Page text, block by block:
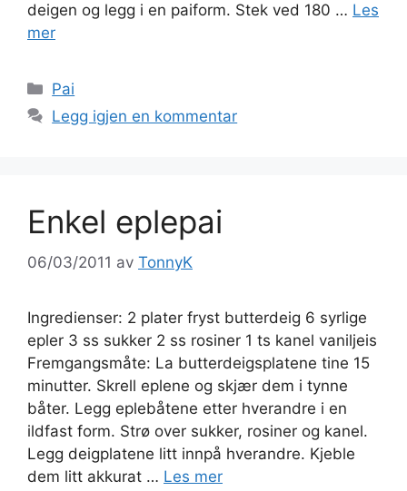
deigen og legg i en paiform. Stek ved 180 … Les
mer
Kategorier
Pai
Legg igjen en kommentar
Enkel eplepai
06/03/2011 av TonnyK
Ingredienser: 2 plater fryst butterdeig 6 syrlige
epler 3 ss sukker 2 ss rosiner 1 ts kanel vaniljeis
Fremgangsmåte: La butterdeigsplatene tine 15
minutter. Skrell eplene og skjær dem i tynne
båter. Legg eplebåtene etter hverandre i en
ildfast form. Strø over sukker, rosiner og kanel.
Legg deigplatene litt innpå hverandre. Kjeble
dem litt akkurat … Les mer